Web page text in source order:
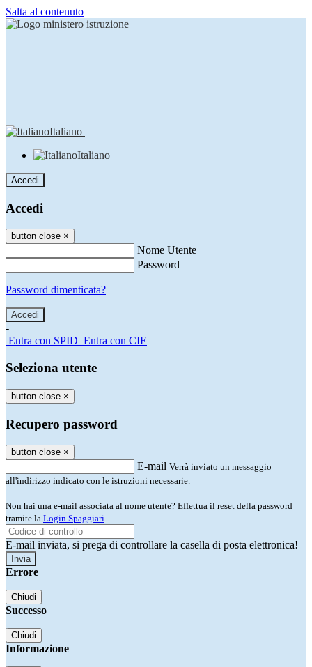
Salta al contenuto
Italiano
Italiano
Accedi
Accedi
button close ×
Nome Utente
Password
Password dimenticata?
-
Entra con SPID Entra con CIE
Seleziona utente
button close ×
Recupero password
button close ×
E-mail Verrà inviato un messaggio
all'indirizzo indicato con le istruzioni necessarie.
Non hai una e-mail associata al nome utente? Effettua il reset della password
tramite la Login Spaggiari
E-mail inviata, si prega di controllare la casella di posta elettronica!
Errore
Chiudi
Successo
Chiudi
Informazione